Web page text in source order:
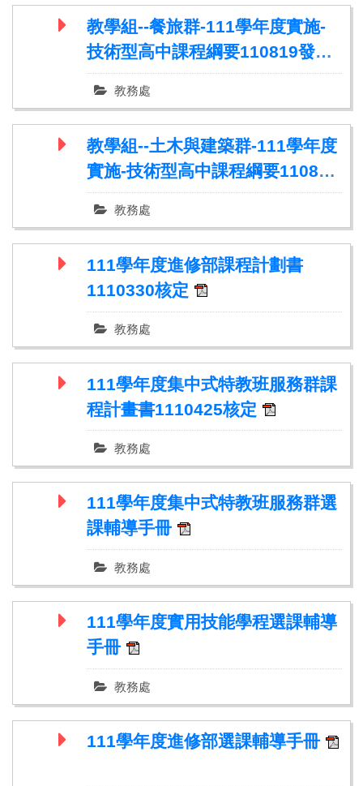
教學組--餐旅群-111學年度實施-
技術型高中課程綱要110819發布
版
教務處
教學組--土木與建築群-111學年度
實施-技術型高中課程綱要110819
發布版
教務處
111學年度進修部課程計劃書
1110330核定
教務處
111學年度集中式特教班服務群課
程計畫書1110425核定
教務處
111學年度集中式特教班服務群選
課輔導手冊
教務處
111學年度實用技能學程選課輔導
手冊
教務處
111學年度進修部選課輔導手冊